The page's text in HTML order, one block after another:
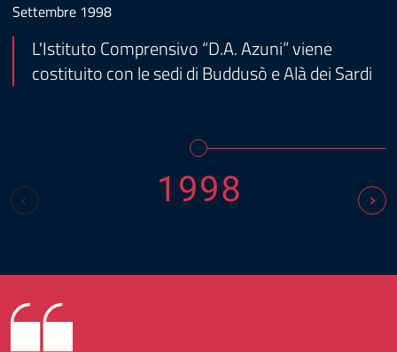
Settembre 1998
L'Istituto Comprensivo “D.A. Azuni” viene
costituito con le sedi di Buddusò e Alà dei Sardi
1998